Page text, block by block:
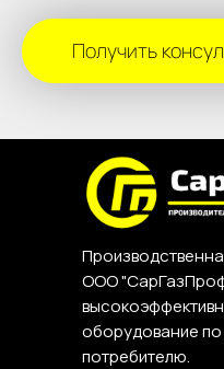
Получить
ООО
оборудование
потребителю.